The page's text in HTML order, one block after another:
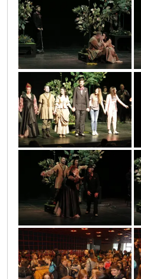
mg_5478
mg_5519
mg_5492
mg_5541